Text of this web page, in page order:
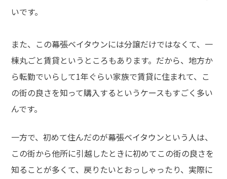
いです。
また、この幕張ベイタウンには分譲だけではなくて、一
棟丸ごと賃貸というところもあります。だから、地方か
ら転勤でいらして1年ぐらい家族で賃貸に住まれて、こ
の街の良さを知って購入するというケースもすごく多い
んです。
一方で、初めて住んだのが幕張ベイタウンという人は、
この街から他所に引越したときに初めてこの街の良さを
知ることが多くて、戻りたいとおっしゃったり、実際に